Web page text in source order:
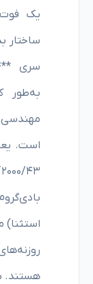
یک فوت
ساختار
به‌طور
مهندسی
هستند.